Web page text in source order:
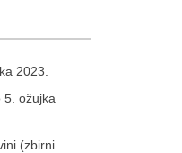
2023.
5. ožujka
(zbirni